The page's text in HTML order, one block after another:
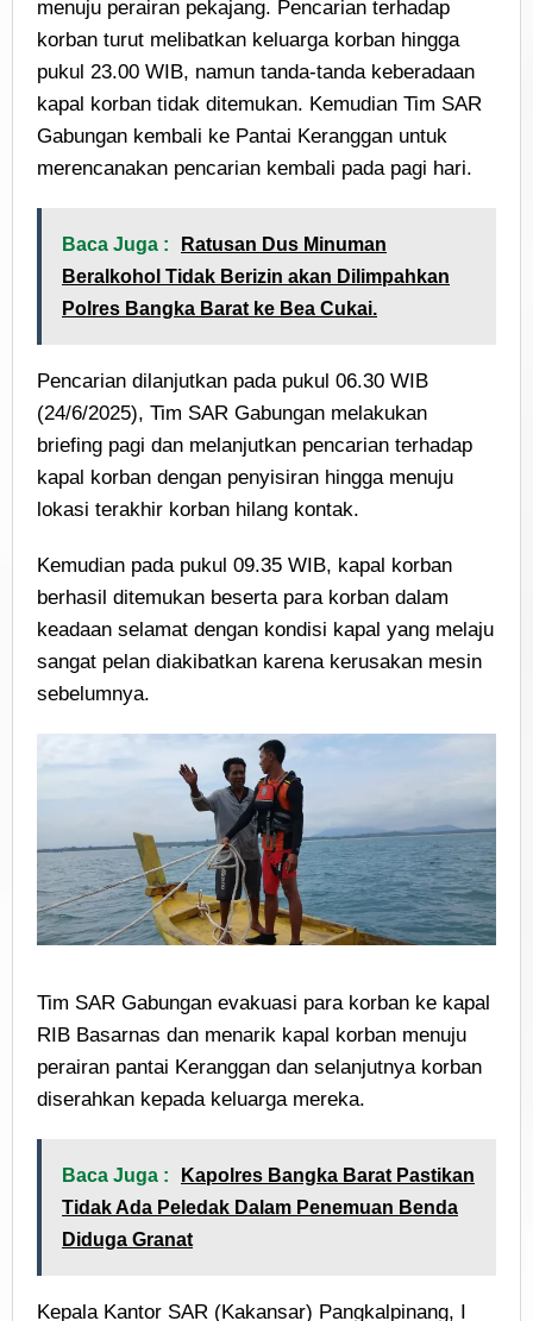
menuju perairan pekajang. Pencarian terhadap
korban turut melibatkan keluarga korban hingga
pukul 23.00 WIB, namun tanda-tanda keberadaan
kapal korban tidak ditemukan. Kemudian Tim SAR
Gabungan kembali ke Pantai Keranggan untuk
merencanakan pencarian kembali pada pagi hari.
Baca Juga :
Ratusan Dus Minuman
Beralkohol Tidak Berizin akan Dilimpahkan
Polres Bangka Barat ke Bea Cukai.
Pencarian dilanjutkan pada pukul 06.30 WIB
(24/6/2025), Tim SAR Gabungan melakukan
briefing pagi dan melanjutkan pencarian terhadap
kapal korban dengan penyisiran hingga menuju
lokasi terakhir korban hilang kontak.
Kemudian pada pukul 09.35 WIB, kapal korban
berhasil ditemukan beserta para korban dalam
keadaan selamat dengan kondisi kapal yang melaju
sangat pelan diakibatkan karena kerusakan mesin
sebelumnya.
Tim SAR Gabungan evakuasi para korban ke kapal
RIB Basarnas dan menarik kapal korban menuju
perairan pantai Keranggan dan selanjutnya korban
diserahkan kepada keluarga mereka.
Baca Juga :
Kapolres Bangka Barat Pastikan
Tidak Ada Peledak Dalam Penemuan Benda
Diduga Granat
Kepala Kantor SAR (Kakansar) Pangkalpinang, I